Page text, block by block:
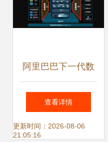
阿里巴巴下一代数
据集成技术 重塑数
据处理服务的未来
查看详情
更新时间：2026-08-06
21:05:16